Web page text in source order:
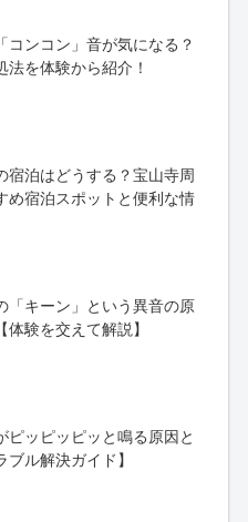
コンコン」音が気になる？
法を体験から紹介！
宿泊はどうする？宝山寺周
め宿泊スポットと便利な情
「キーン」という異音の原
体験を交えて解説】
ピッピッピッと鳴る原因と
ブル解決ガイド】